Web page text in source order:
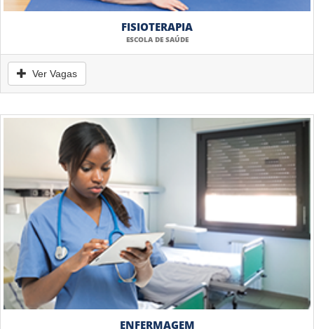
FISIOTERAPIA
ESCOLA DE SAÚDE
Ver Vagas
ENFERMAGEM